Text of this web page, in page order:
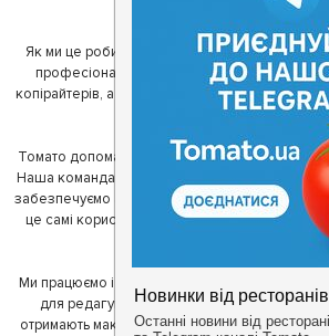
завжди могли смачно
Як ми це робимо? Для початку, ми зібрали
професіоналів - фахівців з дизайну,
копірайтерів, а за сумісництвом - любителів
ми створили Томато.
Томато допомагає своїм користувачам знайти
Наша команда регулярно зв'язується з
забезпечуємо актуальність інформації. Друга
це самі користувачі, які діляться своїми
один одному у виборі кращих
Ми працюємо і з ресторанами. Для них ми
для редагування інформації про себе - в
отримають максимум інформації, а ресторан